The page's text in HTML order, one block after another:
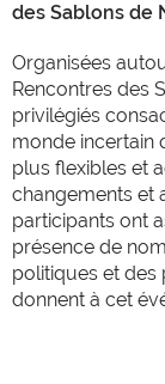
des Sablons de
Organisées
Rencontres des
privilégiés
monde incertain
plus flexibles et
changements et
participants ont
présence de
politiques et des
donnent à cet